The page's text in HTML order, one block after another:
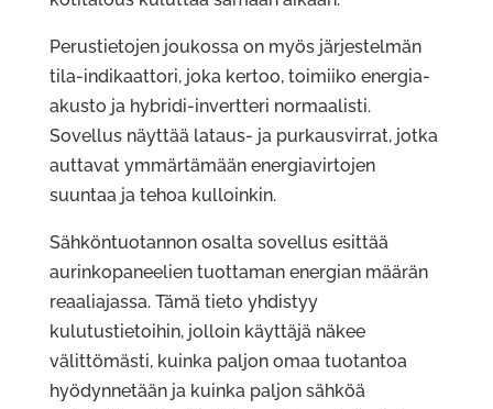
Perustietojen joukossa on myös järjestelmän
tila-indikaattori, joka kertoo, toimiiko energia-
akusto ja hybridi-invertteri normaalisti.
Sovellus näyttää lataus- ja purkausvirrat, jotka
auttavat ymmärtämään energiavirtojen
suuntaa ja tehoa kulloinkin.
Sähköntuotannon osalta sovellus esittää
aurinkopaneelien tuottaman energian määrän
reaaliajassa. Tämä tieto yhdistyy
kulutustietoihin, jolloin käyttäjä näkee
välittömästi, kuinka paljon omaa tuotantoa
hyödynnetään ja kuinka paljon sähköä